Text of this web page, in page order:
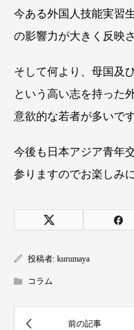
今ある外国人技能実習
の影響力が大きく反映
そして何より、母国及
という高い志を持った
意欲的な若者が多いです
今後も日本アジア青年
参りますのでお楽しみ
投稿者: kurumaya
コラム